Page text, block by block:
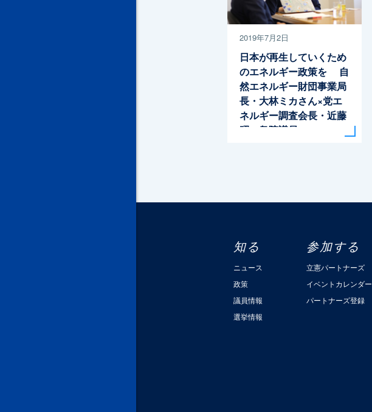
2019年7月2日
日本が再生していくため
のエネルギー政策を 自
然エネルギー財団事業局
長・大林ミカさん×党エ
ネルギー調査会長・近藤
昭一衆院議員
知る
ニュース
政策
議員情報
選挙情報
参加する
立憲パートナーズ
イベントカレンダー
パートナーズ登録